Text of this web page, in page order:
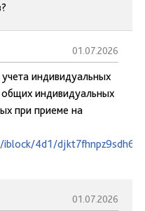
01.07.2026
индивидуальных
индивидуальных
при приеме на
4d1/
01.07.2026